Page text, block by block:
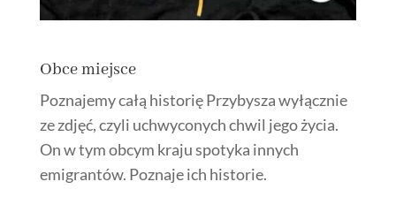
Obce miejsce
Poznajemy całą historię Przybysza wyłącznie
ze zdjęć, czyli uchwyconych chwil jego życia.
On w tym obcym kraju spotyka innych
emigrantów. Poznaje ich historie.